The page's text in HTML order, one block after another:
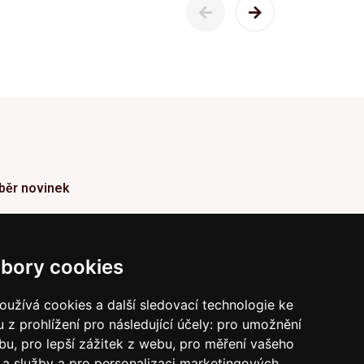
cookies
cookies a další sledovací technologie ke
z prohlížení pro následující účely: pro umožnění
, pro lepší zážitek z webu, pro měření vašeho
novinek
odběru současně souhlasíte s našimi podmínkami o
soukromí a současně nám udělujete souhlas se
obchodních e-mailů.